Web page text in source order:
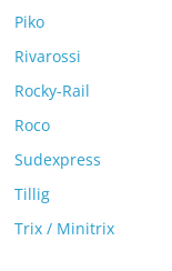
Piko
Rivarossi
Rocky-Rail
Roco
Sudexpress
Tillig
Trix / Minitrix